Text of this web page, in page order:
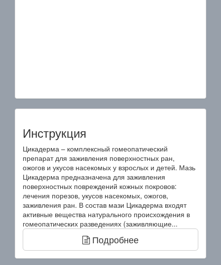
Инструкция
Цикадерма – комплексный гомеопатический
препарат для заживления поверхностных ран,
ожогов и укусов насекомых у взрослых и детей. Мазь
Цикадерма предназначена для заживления
поверхностных повреждений кожных покровов:
лечения порезов, укусов насекомых, ожогов,
заживления ран. В состав мази Цикадерма входят
активные вещества натурального происхождения в
гомеопатических разведениях (заживляющие...
Подробнее